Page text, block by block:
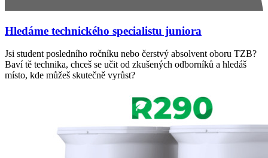
Hledáme technického specialistu juniora
Jsi student posledního ročníku nebo čerstvý absolvent oboru TZB?
Baví tě technika, chceš se učit od zkušených odborníků a hledáš
místo, kde můžeš skutečně vyrůst?